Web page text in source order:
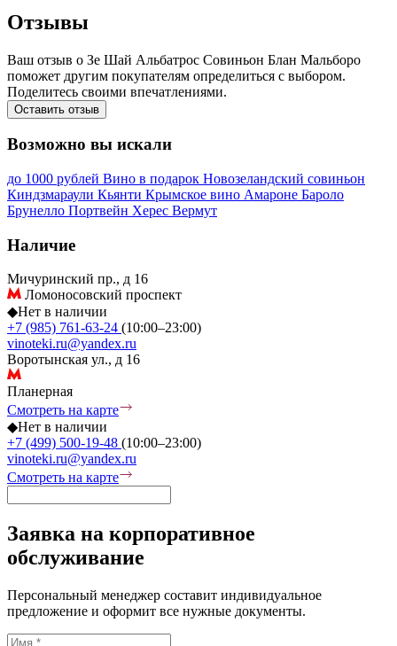
Отзывы
Ваш отзыв о Зе Шай Альбатрос Совиньон Блан Мальборо
поможет другим покупателям определиться с выбором.
Поделитесь своими впечатлениями.
Оставить отзыв
Возможно вы искали
до 1000 рублей Вино в подарок Новозеландский совиньон
Киндзмараули Кьянти Крымское вино Амароне Бароло
Брунелло Портвейн Херес Вермут
Наличие
Мичуринский пр., д 16
Ломоносовский проспект
◆Нет в наличии
+7 (985) 761-63-24 (10:00–23:00)
vinoteki.ru@yandex.ru
Воротынская ул., д 16
Планерная
Смотреть на карте
◆Нет в наличии
+7 (499) 500-19-48 (10:00–23:00)
vinoteki.ru@yandex.ru
Смотреть на карте
Заявка на корпоративное
обслуживание
Персональный менеджер составит индивидуальное
предложение и оформит все нужные документы.